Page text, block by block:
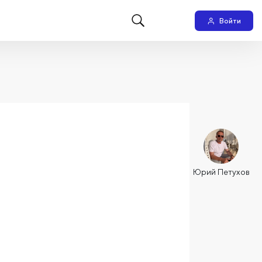
Войти
Юрий Петухов